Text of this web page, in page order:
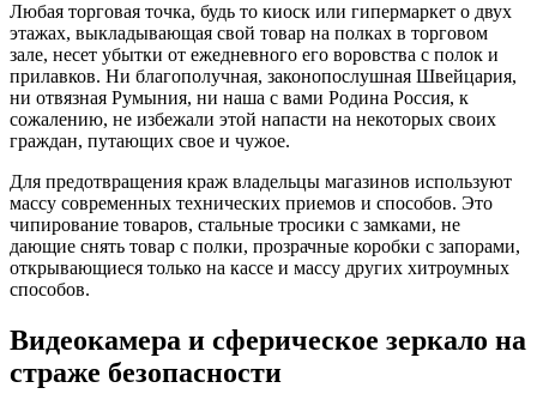
Любая торговая точка, будь то киоск или гипермаркет о двух
этажах, выкладывающая свой товар на полках в торговом
зале, несет убытки от ежедневного его воровства с полок и
прилавков. Ни благополучная, законопослушная Швейцария,
ни отвязная Румыния, ни наша с вами Родина Россия, к
сожалению, не избежали этой напасти на некоторых своих
граждан, путающих свое и чужое.
Для предотвращения краж владельцы магазинов используют
массу современных технических приемов и способов. Это
чипирование товаров, стальные тросики с замками, не
дающие снять товар с полки, прозрачные коробки с запорами,
открывающиеся только на кассе и массу других хитроумных
способов.
Видеокамера и сферическое зеркало на
страже безопасности